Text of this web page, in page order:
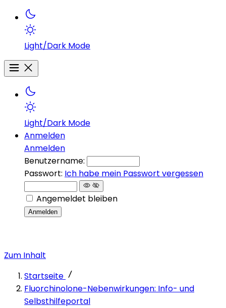
Light/Dark Mode
Light/Dark Mode
Anmelden
Anmelden
Benutzername:
Passwort: Ich habe mein Passwort vergessen
Angemeldet bleiben
Anmelden
Zum Inhalt
Startseite
Fluorchinolone-Nebenwirkungen: Info- und
Selbsthilfeportal